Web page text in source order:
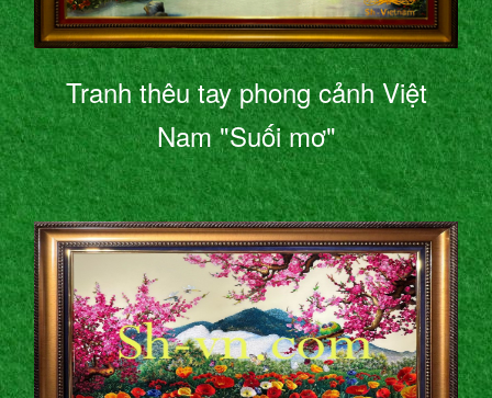
Tranh thêu tay phong cảnh Việt
Nam "Suối mơ"